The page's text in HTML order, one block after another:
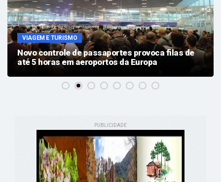
VIAGEM E TURISMO
Novo controle de passaportes provoca filas de
até 5 horas em aeroportos da Europa
PUBLICIDADE